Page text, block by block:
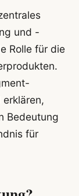
und -
Rolle für die
Bedeutung
für